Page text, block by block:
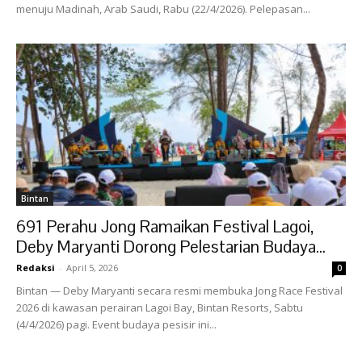
menuju Madinah, Arab Saudi, Rabu (22/4/2026). Pelepasan...
Bintan
691 Perahu Jong Ramaikan Festival Lagoi,
Deby Maryanti Dorong Pelestarian Budaya...
Redaksi - April 5, 2026 0
Bintan — Deby Maryanti secara resmi membuka Jong Race Festival
2026 di kawasan perairan Lagoi Bay, Bintan Resorts, Sabtu
(4/4/2026) pagi. Event budaya pesisir ini...